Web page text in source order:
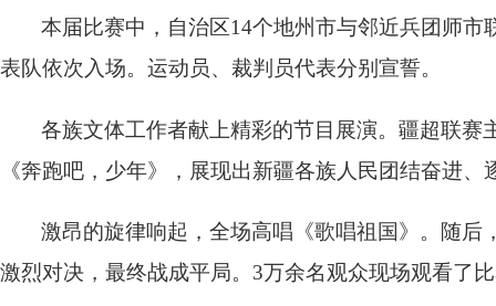
本届比赛中，自治区14个地州市与邻近兵团师
表队依次入场。运动员、裁判员代表分别宣誓。
各族文体工作者献上精彩的节目展演。疆超联
《奔跑吧，少年》，展现出新疆各族人民团结奋进
激昂的旋律响起，全场高唱《歌唱祖国》。随
激烈对决，最终战成平局。3万余名观众现场观看了